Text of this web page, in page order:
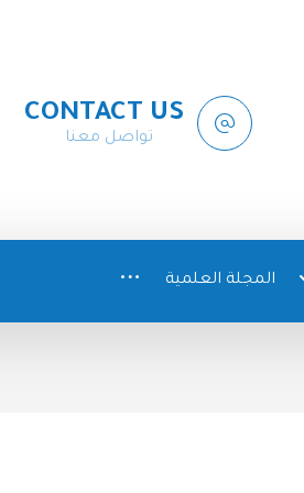
CONTACT US
تواصل معنا
المجلة العلمية